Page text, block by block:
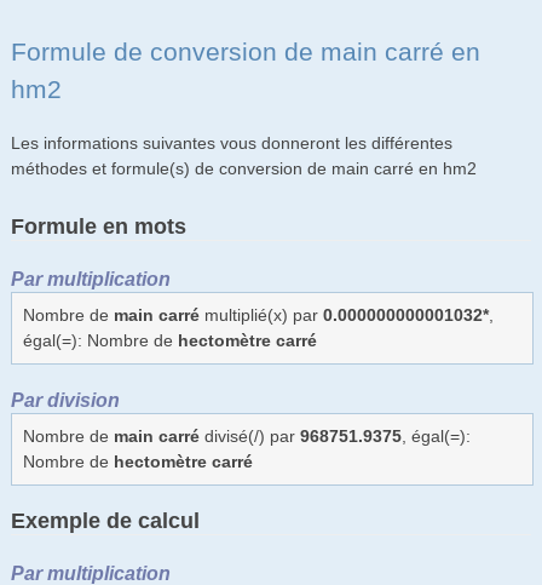
Formule de conversion de main carré en
hm2
Les informations suivantes vous donneront les différentes
méthodes et formule(s) de conversion de main carré en hm2
Formule en mots
Par multiplication
Nombre de main carrémultiplié(x) par 0.000000000001032*,
égal(=): Nombre de hectomètre carré
Par division
Nombre de main carrédivisé(/) par 968751.9375, égal(=):
Nombre de hectomètre carré
Exemple de calcul
Par multiplication